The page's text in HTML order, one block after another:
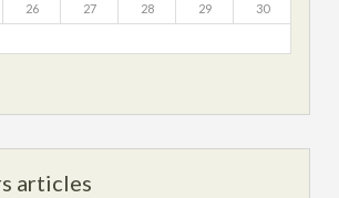
26 27 28 29 30
articles